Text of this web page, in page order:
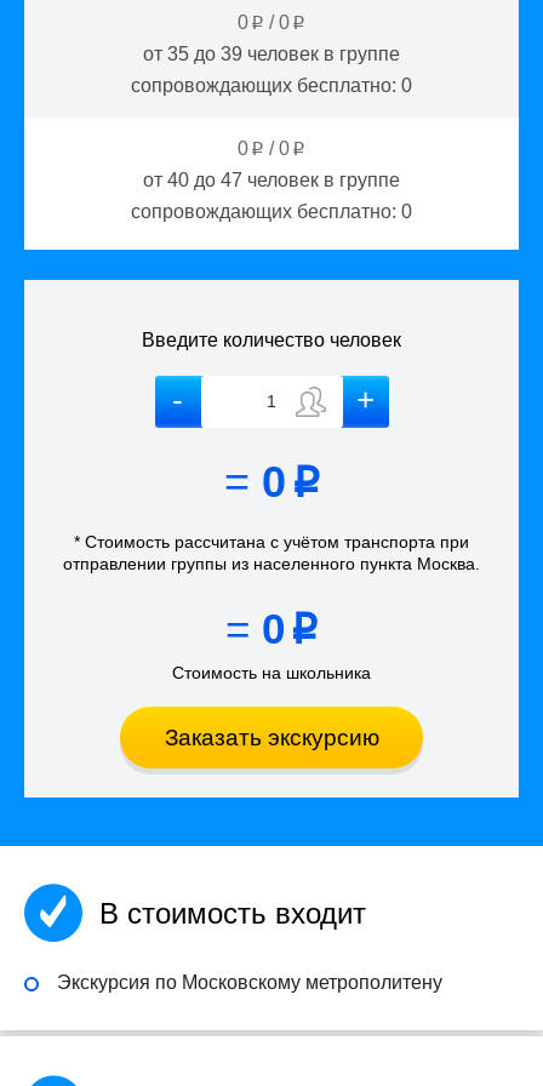
0 p /0 p
от 35 до 39 человек в группе
сопровождающих бесплатно: 0
0 p /0 p
от 40 до 47 человек в группе
сопровождающих бесплатно: 0
Введите количество человек
= 0 p
* Стоимость рассчитана с учётом транспорта при
отправлении группы из населенного пункта Москва
= 0 p
Стоимость на школьника
Заказать экскурсию
В стоимость входит
Экскурсия по Московскому метрополитену